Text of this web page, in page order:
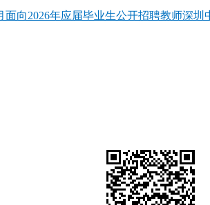
面向2026年应届毕业生公开招聘教师深